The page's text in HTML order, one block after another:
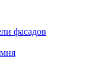
фасадов